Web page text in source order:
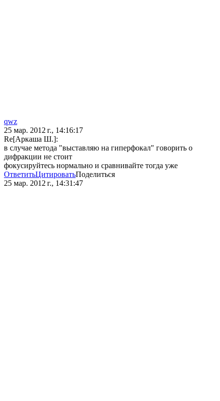
qwz
25 мар. 2012 г., 14:16:17
Re[Аркаша Ш.]:
в случае метода "выставляю на гиперфокал" говорить о
дифракции не стоит
фокусируйтесь нормально и сравнивайте тогда уже
ОтветитьЦитироватьПоделиться
25 мар. 2012 г., 14:31:47